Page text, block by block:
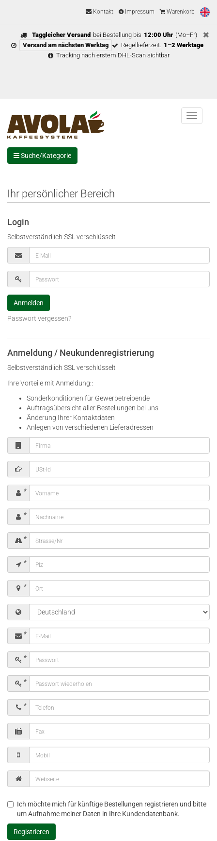
Kontakt Impressum Warenkorb
Taggleicher Versand bei Bestellung bis 12:00 Uhr (Mo–Fr)
Versand am nächsten Werktag
Regellieferzeit: 1–2 Werktage
Tracking nach erstem DHL-Scan sichtbar
Menu
Suche/Kategorie
Ihr persönlicher Bereich
Login
Selbstverständlich SSL verschlüsselt
Passwort vergessen?
Anmeldung / Neukundenregistrierung
Selbstverständlich SSL verschlüsselt
Ihre Vorteile mit Anmeldung::
Sonderkonditionen für Gewerbetreibende
Auftragsübersicht aller Bestellungen bei uns
Änderung Ihrer Kontaktdaten
Anlegen von verschiedenen Lieferadressen
Ich möchte mich für künftige Bestellungen registrieren und bitte
um Aufnahme meiner Daten in Ihre Kundendatenbank.